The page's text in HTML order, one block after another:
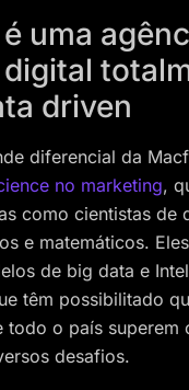
uma
driven
diferencial da
no marketing,
como cientistas de
e matemáticos.
de big data e
têm possibilitado
todo o país superem
desafios.